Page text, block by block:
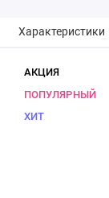
Характеристики
АКЦИЯ
ПОПУЛЯРНЫЙ
ХИТ